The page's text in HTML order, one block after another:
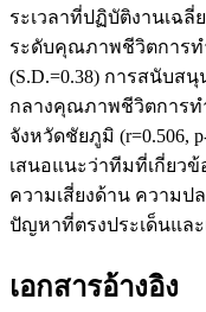
ระเวลาที่ปฏิบัติงานเฉลี่
ระดับคุณภาพชีวิตการท
(S.D.=0.38) การสนับ
กลางคุณภาพชีวิตการท
จังหวัดชัยภูมิ (r=0.506,
เสนอแนะว่าทีมที่เกี่ยว
ความเสี่ยงด้าน ความป
ปัญหาที่ตรงประเด็นแล
เอกสารอ้างอิง